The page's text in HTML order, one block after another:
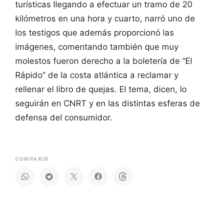
turísticas llegando a efectuar un tramo de 20
kilómetros en una hora y cuarto, narró uno de
los testigos que además proporcionó las
imágenes, comentando también que muy
molestos fueron derecho a la boletería de “El
Rápido” de la costa atlántica a reclamar y
rellenar el libro de quejas. El tema, dicen, lo
seguirán en CNRT y en las distintas esferas de
defensa del consumidor.
COMPARIR